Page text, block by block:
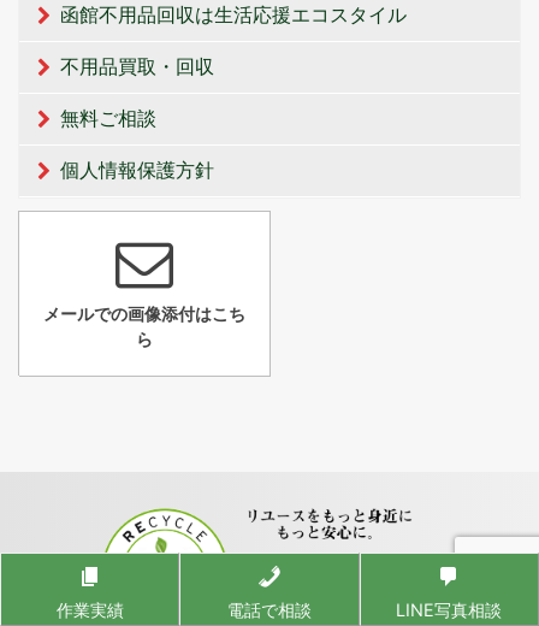
函館不用品回収は生活応援エコスタイル
不用品買取・回収
無料ご相談
個人情報保護方針
メールでの画像添付はこち
ら
作業実績 電話で相談 LINE写真相談